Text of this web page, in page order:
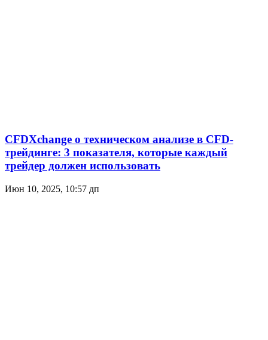
CFDXchange о техническом анализе в CFD-
трейдинге: 3 показателя, которые каждый
трейдер должен использовать
Июн 10, 2025, 10:57 дп